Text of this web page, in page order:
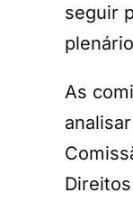
seguir
As